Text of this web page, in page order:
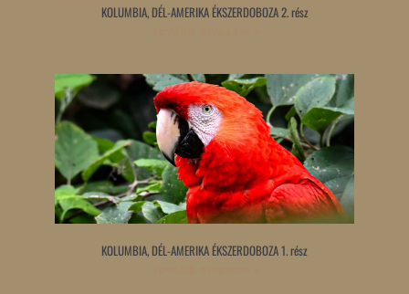
KOLUMBIA, DÉL-AMERIKA ÉKSZERDOBOZA 2. rész
KOLUMBIA, DÉL-AMERIKA ÉKSZERDOBOZA 1. rész